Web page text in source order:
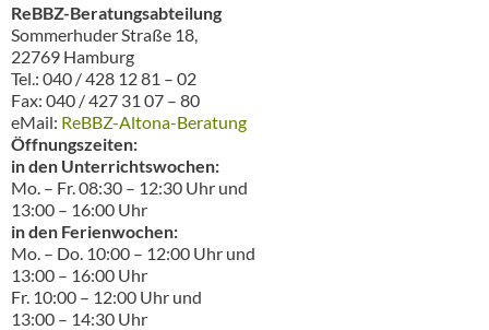
ReBBZ-Beratungsabteilung
Sommerhuder Straße 18,
22769 Hamburg
Tel.: 040 / 428 12 81 – 02
Fax: 040 / 427 31 07 – 80
eMail: ReBBZ-Altona-Beratung
Öffnungszeiten:
in den Unterrichtswochen:
Mo. – Fr. 08:30 – 12:30 Uhr und
13:00 – 16:00 Uhr
in den Ferienwochen:
Mo. – Do. 10:00 – 12:00 Uhr und
13:00 – 16:00 Uhr
Fr. 10:00 – 12:00 Uhr und
13:00 – 14:30 Uhr